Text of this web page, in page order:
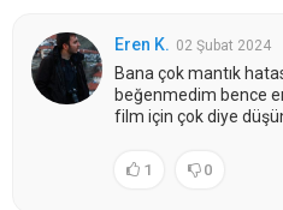
Eren K. 02 Şubat 2024
Bana çok mantık
beğenmedim bence
film için çok diye
1 0